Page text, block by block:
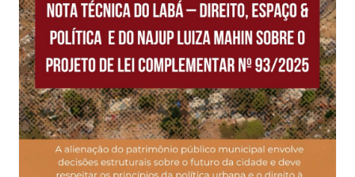
Eventos e Certificados
Comunicação
Buscar
resultados
para: